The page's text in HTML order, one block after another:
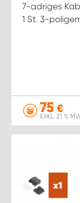
7-adriges
1 St. 3-
75 €
EXKL. 21 %